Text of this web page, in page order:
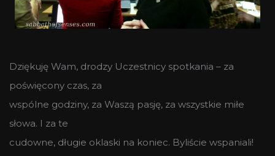
Dziękuję Wam, drodzy Uczestnicy spotkania – za
poświęcony czas, za
wspólne godziny, za Waszą pasję, za wszystkie miłe
słowa. I za te
cudowne, długie oklaski na koniec. Byliście wspaniali!